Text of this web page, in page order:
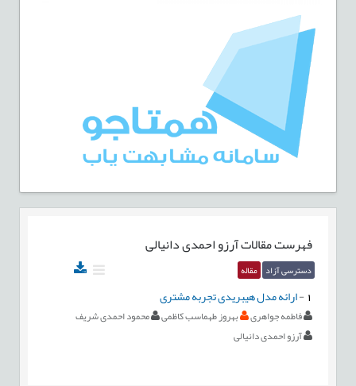
فهرست مقالاتآرزو احمدی دانیالی
دسترسی آزاد مقاله
-ارائه مدل هیبریدی تجربه مشتری
فاطمه جواهری بهروز طهماسب کاظمی
محمود احمدی شریف
آرزو احمدی دانیالی